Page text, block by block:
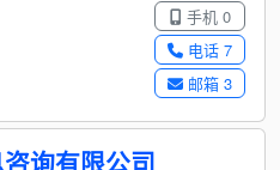
手机 0
电话 7
邮箱 3
询有限公司